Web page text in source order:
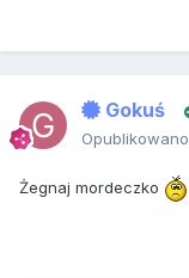
Gokuś
Opublikowano
Żegnaj mordeczko